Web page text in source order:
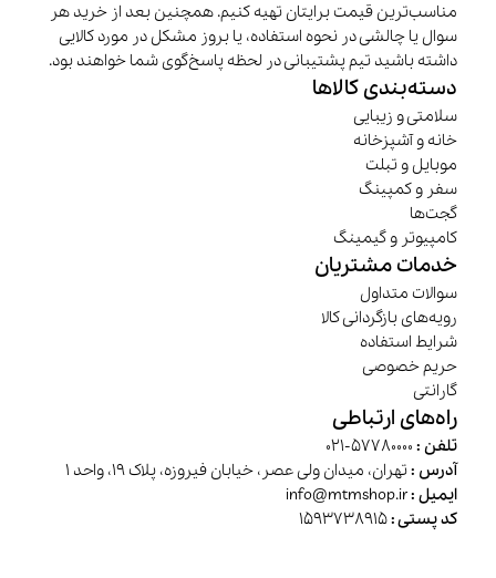
مناسب‌ترین قیمت برایتان تهیه کنیم. همچنین بعد از خرید هر
سوال یا چالشی در نحوه استفاده، یا بروز مشکل در مورد کالایی
داشته باشید تیم پشتیبانی در لحظه پاسخ‌گوی شما خواهند بود.
دسته‌بندی کالاها
سلامتی و زیبایی
خانه و آشپزخانه
موبایل و تبلت
سفر و کمپینگ
گجت‌ها
کامپیوتر و گیمینگ
خدمات مشتریان
سوالات متداول
رویه‌های بازگردانی کالا
شرایط استفاده
حریم خصوصی
گارانتی
راه‌های ارتباطی
تلفن :
آدرس :تهران، میدان ولی عصر، خیابان فیروزه، پلاک 19، واحد 1
ایمیل :
کد پستی :